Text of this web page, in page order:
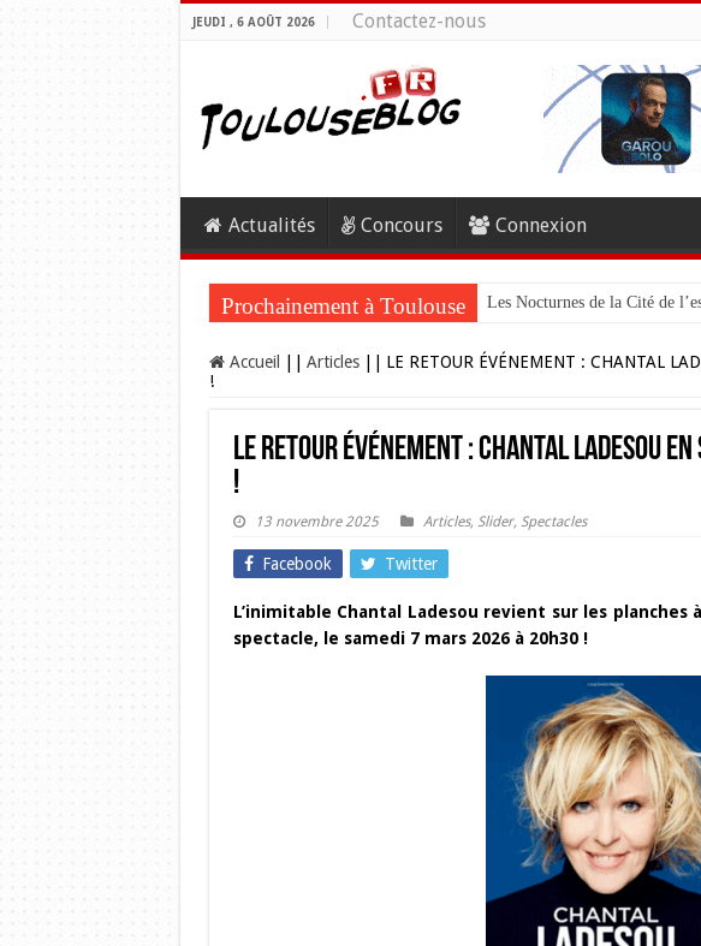
JEUDI , 6 AOÛT 2026 Contactez-nous
Actualités Concours Connexion
Prochainement à Toulouse Les Nocturnes de la Cité de
Accueil Articles
LE RETOUR ÉVÉNEMENT : CHANTAL
!
LE RETOUR ÉVÉNEMENT : CHANTAL LADESOU
!
13 novembre 2025 Articles, Slider, Spectacles
Facebook Twitter
L’inimitable Chantal Ladesou revient sur les planches
spectacle, le samedi 7 mars 2026 à 20h30 !